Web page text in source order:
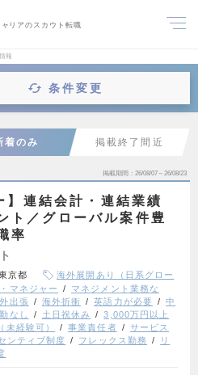
リアのスカウト転職
報
条件変更
着のみ 掲載終了間近
掲載期間 26/08/07～26/08/23
】連結会計・連結業績
ト／グローバル案件豊
率
京都
海外展開あり（日系グロー
マネジャー
マネジメント業務な
出張 海外折衝 英語力が必要
中
なし 土日祝休み
3,000万円以上
未経験可） 事業責任者
サービス
ンティブ制度 フレックス勤務
リ